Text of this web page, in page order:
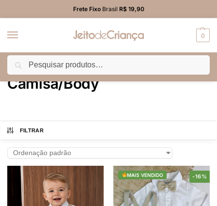
Frete FixoBrasil R$ 19,90
0
Início BEBÊ MENINO / Camisa/Body
Camisa/Body
FILTRAR
-16%
MAIS VENDIDO